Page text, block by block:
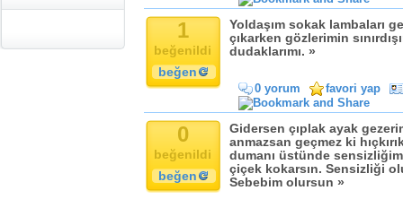
Din
Zaman
1
beğenildi
beğen
Yoldaşım sokak lambaları
çıkarken gözlerimin
dudaklarımı. »
0 yorum favori yap
0
beğenildi
beğen
Gidersen çıplak ayak
anmazsan geçmez ki
dumanı üstünde
çiçek kokarsın. Sensizliği
Sebebim olursun »